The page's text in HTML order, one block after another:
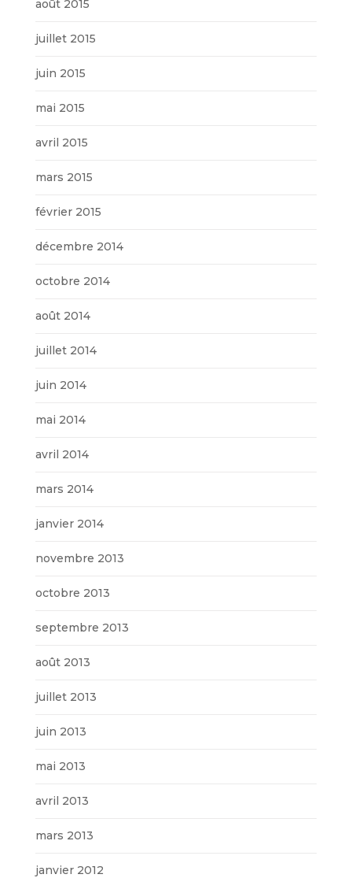
août 2015
juillet 2015
juin 2015
mai 2015
avril 2015
mars 2015
février 2015
décembre 2014
octobre 2014
août 2014
juillet 2014
juin 2014
mai 2014
avril 2014
mars 2014
janvier 2014
novembre 2013
octobre 2013
septembre 2013
août 2013
juillet 2013
juin 2013
mai 2013
avril 2013
mars 2013
janvier 2012